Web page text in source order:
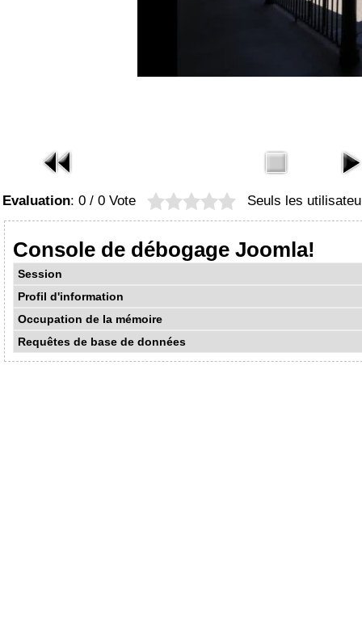
Evaluation: 0 / 0 Vote Seuls les
Console de débogage Joomla!
Session
Profil d'information
Occupation de la mémoire
Requêtes de base de données